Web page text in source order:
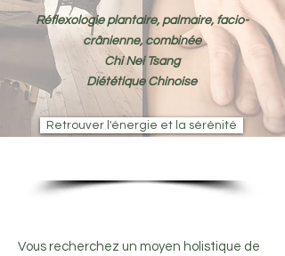
Réflexologie plantaire, palmaire, facio-
crânienne, combinée
Chi Nei Tsang
Diététique Chinoise
Retrouver l'énergie et la sérénité
Vous recherchez un moyen holistique de